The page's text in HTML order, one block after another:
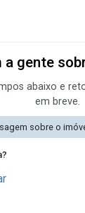
a gente
abaixo e
em breve.
sobre o